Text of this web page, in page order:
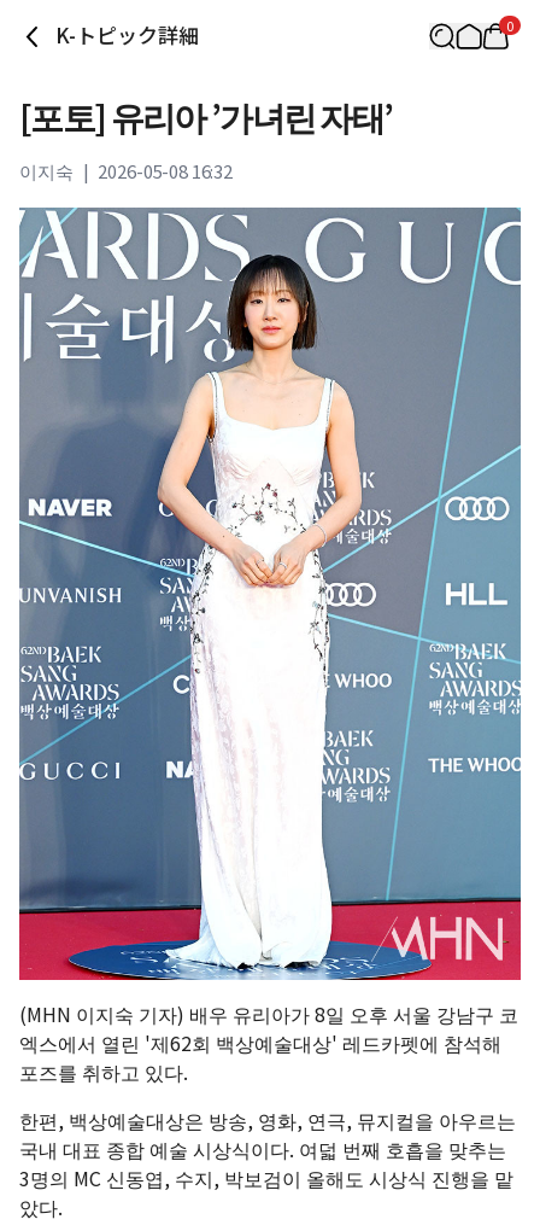
K-トピック詳細 0
[포토] 유리아 ’가녀린 자태’
이지숙 | 2026-05-08 16:32
(MHN 이지숙 기자) 배우 유리아가 8일 오후 서울 강남구 코
엑스에서 열린 '제62회 백상예술대상' 레드카펫에 참석해
포즈를 취하고 있다.
한편, 백상예술대상은 방송, 영화, 연극, 뮤지컬을 아우르는
국내 대표 종합 예술 시상식이다. 여덟 번째 호흡을 맞추는
3명의 MC 신동엽, 수지, 박보검이 올해도 시상식 진행을 맡
았다.